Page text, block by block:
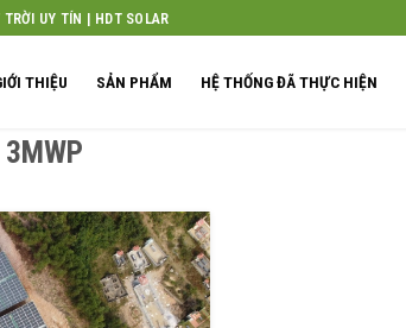
UY TÍN | HDT SOLAR
THIỆU SẢN PHẨM HỆ THỐNG ĐÃ THỰC HIỆN
3MWP